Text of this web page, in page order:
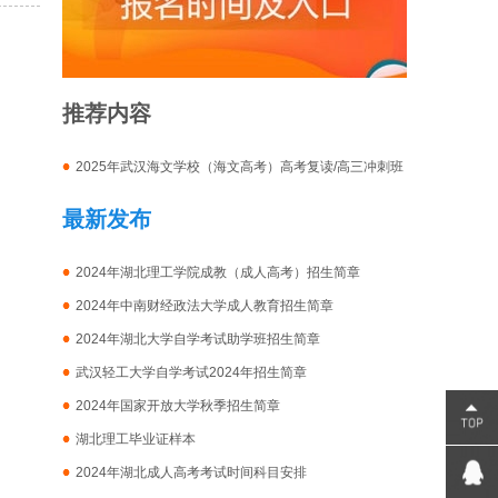
推荐内容
2025年武汉海文学校（海文高考）高考复读/高三冲刺班
最新发布
2024年湖北理工学院成教（成人高考）招生简章
2024年中南财经政法大学成人教育招生简章
2024年湖北大学自学考试助学班招生简章
武汉轻工大学自学考试2024年招生简章
2024年国家开放大学秋季招生简章
湖北理工毕业证样本
2024年湖北成人高考考试时间科目安排